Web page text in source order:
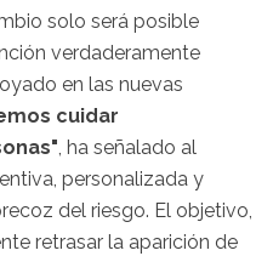
solo será posible
verdaderamente
en las nuevas
cuidar
, ha señalado al
personalizada y
del riesgo. El objetivo,
retrasar la aparición de